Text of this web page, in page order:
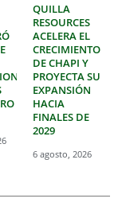
QUILLA
RESOURCES
ACELERA EL
CRECIMIENTO
DE CHAPI Y
PROYECTA SU
EXPANSIÓN
HACIA
FINALES DE
2029
6 agosto, 2026